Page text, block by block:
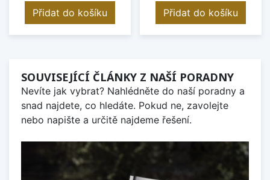
Přidat do košíku Přidat do košíku
SOUVISEJÍCÍ ČLÁNKY Z NAŠÍ PORADNY
Nevíte jak vybrat? Nahlédněte do naší poradny a
snad najdete, co hledáte. Pokud ne, zavolejte
nebo napište a určitě najdeme řešení.